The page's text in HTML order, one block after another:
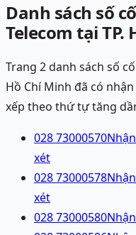
Danh sách số
Telecom tại TP.
Trang 2 danh sách số
Hồ Chí Minh đã có
xếp theo thứ tự tăng
028 73000570
xét
028 73000578
xét
028 73000580